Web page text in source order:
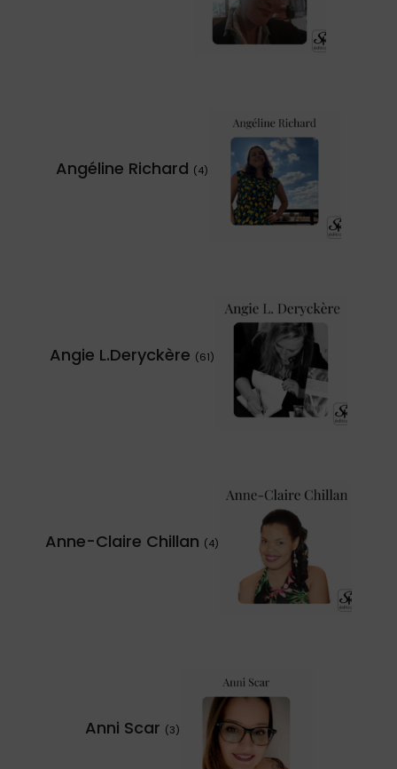
Angéline Richard (4)
Angie L.Deryckère (61)
Anne-Claire Chillan (4)
Anni Scar (3)